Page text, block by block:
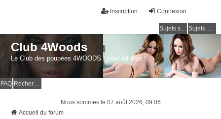
Connexion
Inscription
Sujets sans réponse Sujets actifs
Club 4Woods
Le Club des poupées 4WOODS...pour adultes !
FAQ
Nous sommes le 07 août 2026, 09:06
Accueil du forum